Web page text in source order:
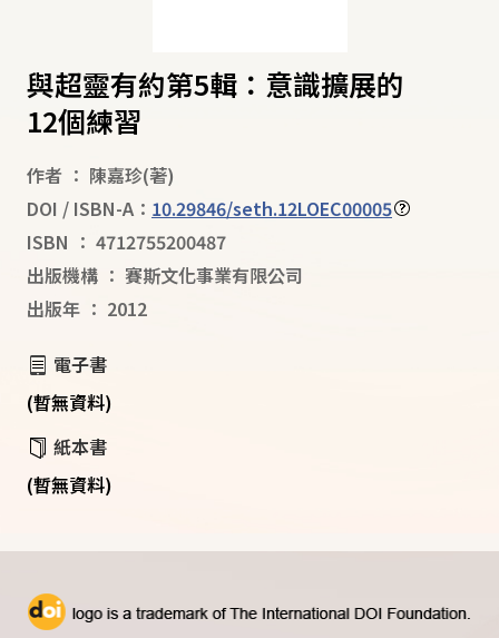
與超靈有約第5輯：意識擴展的
12個練習
作者 ： 陳嘉珍(著)
DOI / ISBN-A： 10.29846/seth.12LOEC00005
ISBN ： 4712755200487
出版機構 ： 賽斯文化事業有限公司
出版年 ： 2012
電子書
(暫無資料)
紙本書
(暫無資料)